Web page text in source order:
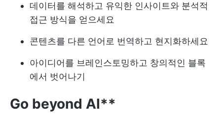
데이터를 해석하고 유익한 인사이트와 분석적
접근 방식을 얻으세요
콘텐츠를 다른 언어로 번역하고 현지화하세요
아이디어를 브레인스토밍하고 창의적인 블록
에서 벗어나기
Go beyond AI**